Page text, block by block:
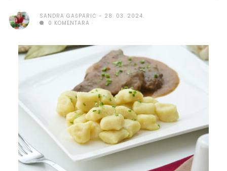
SANDRA GAŠPARIĆ
28. 03. 2024.
0 KOMENTARA